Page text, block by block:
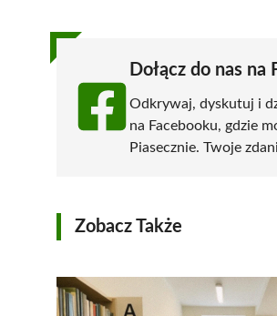
Dołącz do nas na
Odkrywaj, dyskutuj i
na Facebooku, gdzie
Piasecznie. Twoje
Zobacz Także